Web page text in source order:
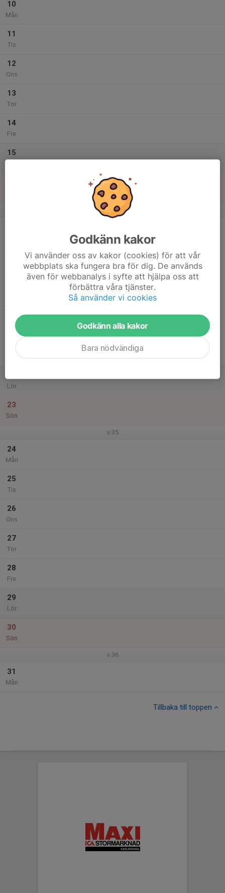
10
Mån
11
Tis
12
Ons
13
Tor
14
Fre
15
v.34
Tor
Lör
23
Sön
v.35
24
Mån
25
Tis
26
Ons
27
Tor
28
Fre
29
Lör
30
Sön
v.36
31
Mån
Tillbaka till toppen
Godkänn kakor
Vi använder oss av kakor (cookies) för att vår
webbplats ska fungera bra för dig. De används
även för webbanalys i syfte att hjälpa oss att
förbättra våra tjänster.
Så använder vi cookies
Godkänn alla kakor
Bara nödvändiga